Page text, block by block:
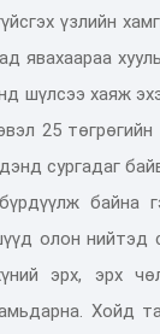
үзлийн
явахаараа
д шүлсээ хаяж
25 төгрөгийн
сургадаг
байна
олон нийтэд
эрх, эрх
Хойд